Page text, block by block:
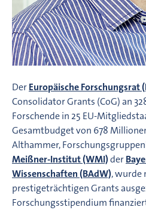
DerEuropäische Forschungsrat
Consolidator Grants (CoG) an
Forschende in 25 EU-
Gesamtbudget von 678
Althammer,
Meißner-Institut (WMI)der
Wissenschaften (BAdW), wurde
prestigeträchtigen Grants
Forschungsstipendium